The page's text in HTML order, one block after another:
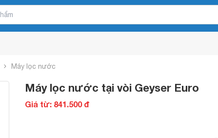
Máy lọc nước
Máy lọc nước tại vòi Geyser Euro
Giá từ: 841.500 đ